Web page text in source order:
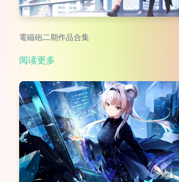
電磁砲二期作品合集
阅读更多